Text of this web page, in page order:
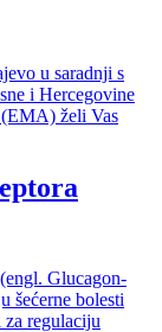
u saradnji s
i Hercegovine
želi Vas
Glucagon-
šećerne bolesti
regulaciju